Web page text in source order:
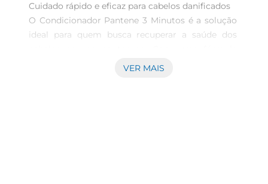
Cuidado rápido e eficaz para cabelos danificados
O Condicionador Pantene 3 Minutos é a solução
ideal para quem busca recuperar a saúde dos
enriquecida, este produto proporciona uma
VER MAIS